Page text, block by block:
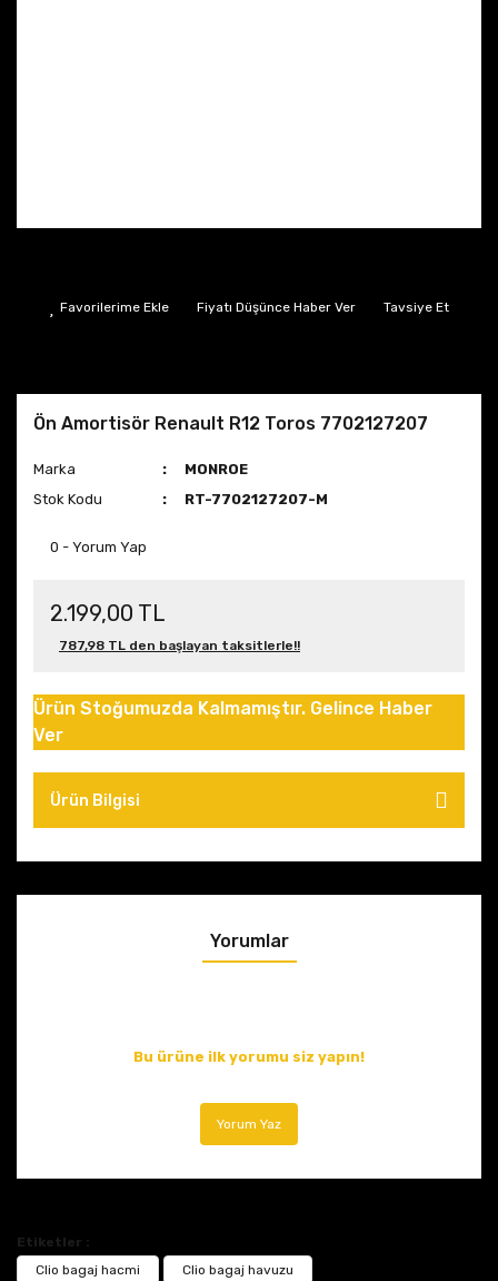
Fiyatı Düşünce Haber Ver Tavsiye Et
Ön Amortisör Renault R12 Toros 7702127207
Marka
MONROE
Stok Kodu
RT-7702127207-M
0 - Yorum Yap
2.199,00 TL
787,98 TL den başlayan taksitlerle!!
Ürün Stoğumuzda Kalmamıştır. Gelince Haber
Ver
Ürün Bilgisi
Yorumlar
Bu ürüne ilk yorumu siz yapın!
Yorum Yaz
Etiketler :
Clio bagaj hacmi
Clio bagaj havuzu